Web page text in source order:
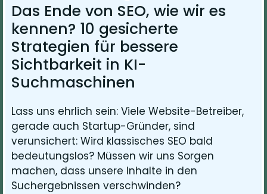
Das Ende von SEO, wie wir es
kennen? 10 gesicherte
Strategien für bessere
Sichtbarkeit in KI-
Suchmaschinen
Lass uns ehrlich sein: Viele Website-Betreiber,
gerade auch Startup-Gründer, sind
verunsichert: Wird klassisches SEO bald
bedeutungslos? Müssen wir uns Sorgen
machen, dass unsere Inhalte in den
Suchergebnissen verschwinden?